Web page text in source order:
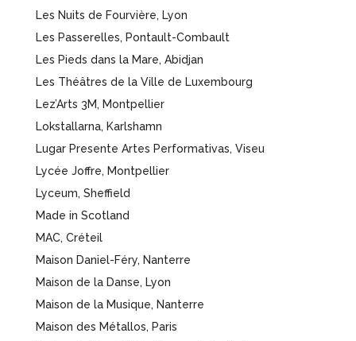
Les Nuits de Fourvière, Lyon
Les Passerelles, Pontault-Combault
Les Pieds dans la Mare, Abidjan
Les Théâtres de la Ville de Luxembourg
Lez’Arts 3M, Montpellier
Lokstallarna, Karlshamn
Lugar Presente Artes Performativas, Viseu
Lycée Joffre, Montpellier
Lyceum, Sheffield
Made in Scotland
MAC, Créteil
Maison Daniel-Féry, Nanterre
Maison de la Danse, Lyon
Maison de la Musique, Nanterre
Maison des Métallos, Paris